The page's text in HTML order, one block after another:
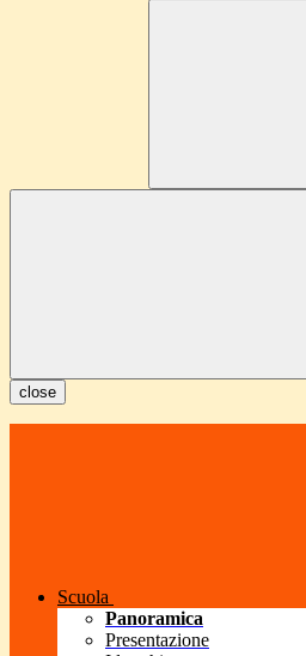
close
Scuola
Panoramica
Presentazione